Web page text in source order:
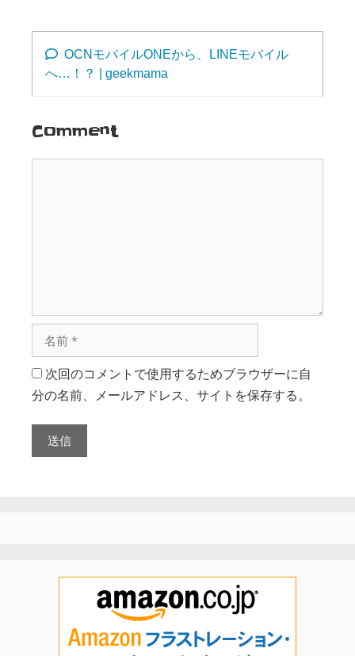
OCNモバイルONEから、LINEモバイル
へ…！？ | geekmama
Comment
次回のコメントで使用するためブラウザーに自
分の名前、メールアドレス、サイトを保存する。